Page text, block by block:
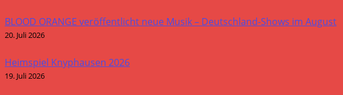
BLOOD ORANGE veröffentlicht neue Musik – Deutschland-Shows im August
20. Juli 2026
Heimspiel Knyphausen 2026
19. Juli 2026